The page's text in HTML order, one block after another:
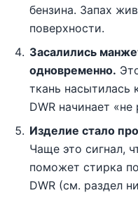
бензина. Запах
поверхности.
Засалились
одновременно.
ткань
DWR начинает
Изделие стало
Чаще это сигнал,
поможет стирка
DWR (см. раздел